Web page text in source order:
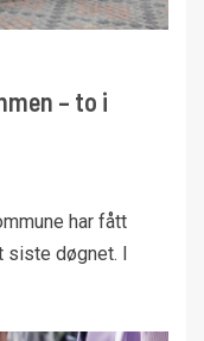
– to i
har fått
siste døgnet. I